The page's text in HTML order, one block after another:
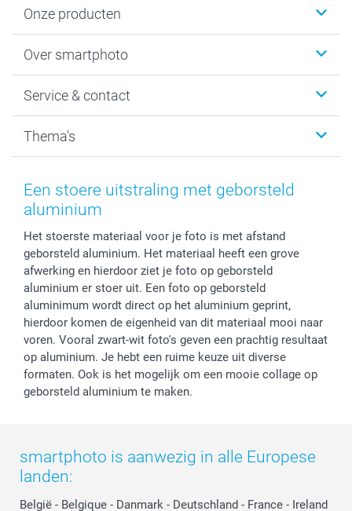
Onze producten
Fotoboeken
Fotocadeaus
Kaarten
Over smartphoto
Vacatures
Bestelproces
Herroepingsrecht
Privacy
Reviews
Prijslijst
Investor Relations
Service & contact
Tevredenheidsgarantie
Mijn orderstatus
smartbonus
service@smartphoto.nl
Affiliate partnerprogramma
Partnerships
Influencer partnerprogramma
Thema's
Baby
Moederdag
Huwelijk
Een stoere uitstraling met geborsteld
aluminium
Het stoerste materiaal voor je foto is met afstand
geborsteld aluminium. Het materiaal heeft een grove
afwerking en hierdoor ziet je foto op geborsteld
aluminium er stoer uit. Een foto op geborsteld
aluminimum wordt direct op het aluminium geprint,
hierdoor komen de eigenheid van dit materiaal mooi naar
voren. Vooral zwart-wit foto's geven een prachtig resultaat
op aluminium. Je hebt een ruime keuze uit diverse
formaten. Ook is het mogelijk om een mooie collage op
geborsteld aluminium te maken.
smartphoto is aanwezig in alle Europese
landen:
België - Belgique - Danmark - Deutschland - France - Ireland